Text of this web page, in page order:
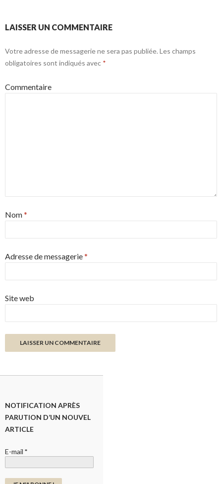
LAISSER UN COMMENTAIRE
Votre adresse de messagerie ne sera pas publiée. Les champs
obligatoires sont indiqués avec *
Commentaire
Nom*
Adresse de messagerie*
Site web
NOTIFICATION APRÈS
PARUTION D’UN NOUVEL
ARTICLE
E-mail *